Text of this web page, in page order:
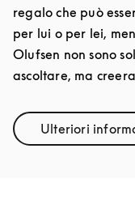
regalo che può
per lui o per lei,
Olufsen non sono
ascoltare, ma
Ulteriori Link